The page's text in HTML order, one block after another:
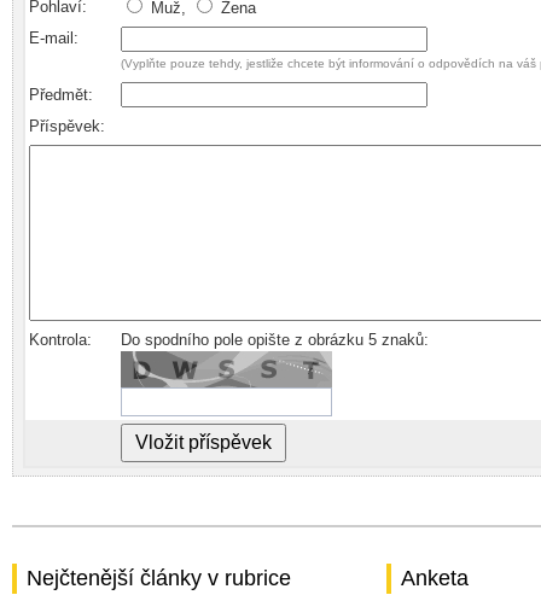
Pohlaví:
Muž,
Žena
E-mail:
(Vyplňte pouze tehdy, jestliže chcete být informování o odpovědích na váš
Předmět:
Příspěvek:
Kontrola: Do spodního pole opište z obrázku 5 znaků:
Nejčtenější články v rubrice Anketa